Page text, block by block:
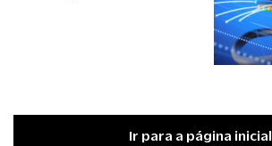
Ir para a página inicial